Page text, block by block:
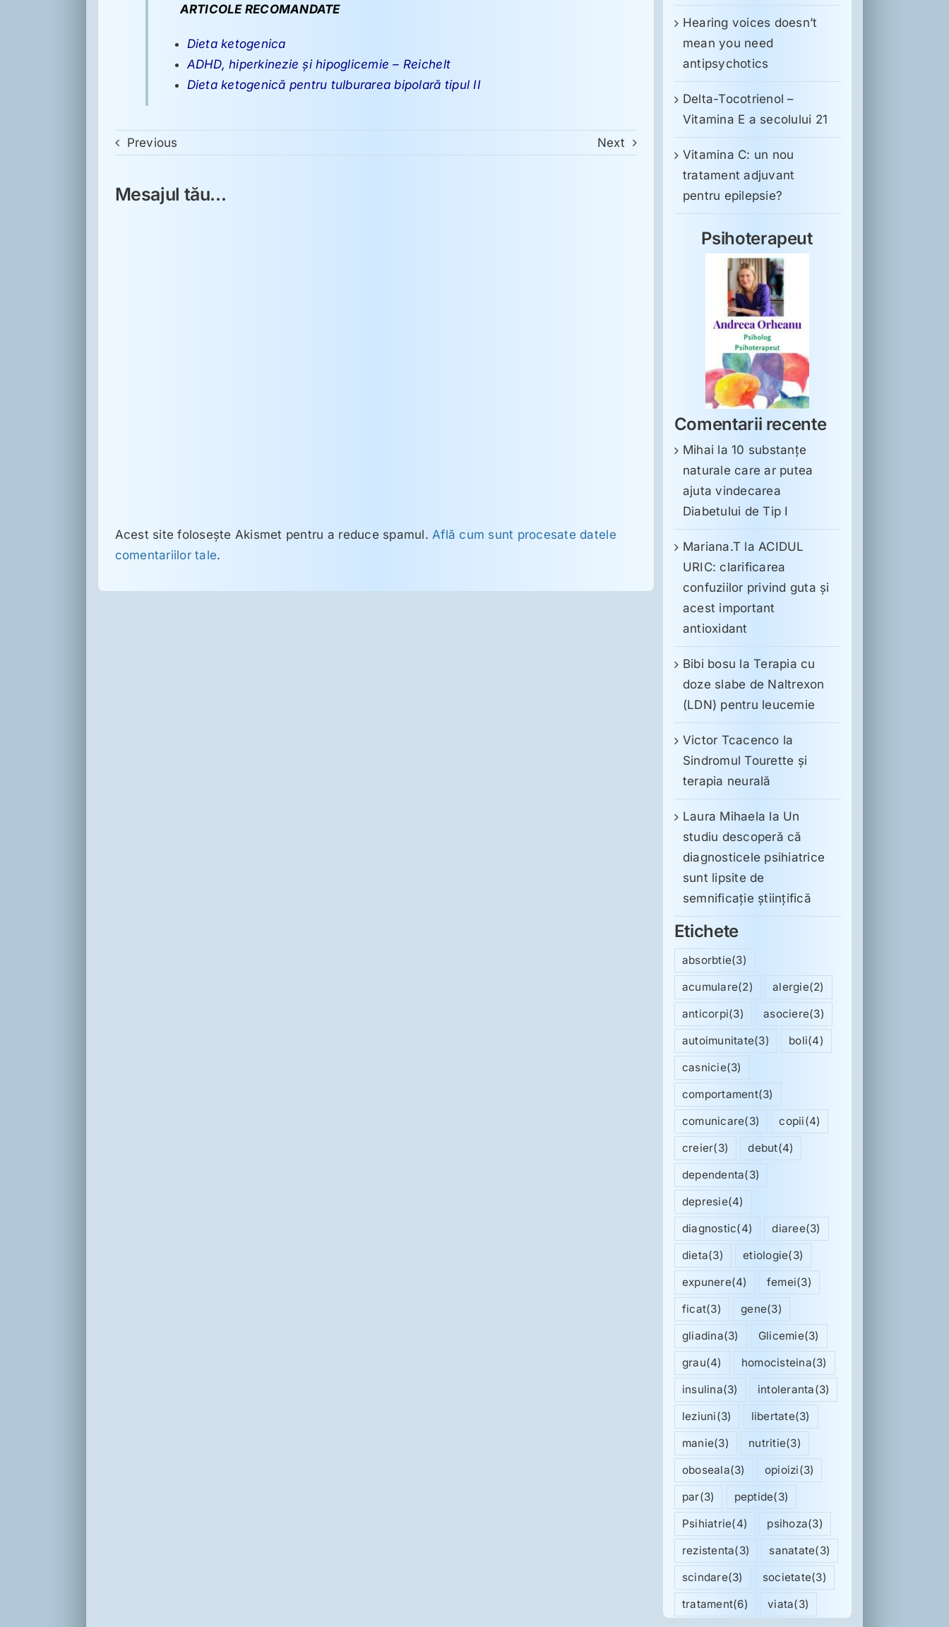
ARTICOLE RECOMANDATE
Dieta ketogenica
ADHD, hiperkinezie şi hipoglicemie – Reichelt
Dieta ketogenică pentru tulburarea bipolară tipul II
Previous Next
Mesajul tău...
Acest site folosește Akismet pentru a reduce spamul.Află cum sunt procesate datele
comentariilor tale.
Hearing voices doesn’t
mean you need
antipsychotics
Delta-Tocotrienol –
Vitamina E a secolului 21
Vitamina C: un nou
tratament adjuvant
pentru epilepsie?
Psihoterapeut
Comentarii recente
Mihai la10 substanţe
naturale care ar putea
ajuta vindecarea
Diabetului de Tip I
Mariana.T la ACIDUL
URIC: clarificarea
confuziilor privind guta și
acest important
antioxidant
Bibi bosu laTerapia cu
doze slabe de Naltrexon
(LDN) pentru leucemie
Victor Tcacenco la
Sindromul Tourette şi
terapia neurală
Laura Mihaela la Un
studiu descoperă că
diagnosticele psihiatrice
sunt lipsite de
semnificație științifică
Etichete
absorbtie(3)
acumulare(2) alergie(2)
anticorpi(3) asociere(3)
autoimunitate(3) boli(4)
casnicie(3)
comportament(3)
comunicare(3) copii(4)
creier(3) debut(4)
dependenta(3)
depresie(4)
diagnostic(4) diaree(3)
dieta(3) etiologie(3)
expunere(4) femei(3)
ficat(3) gene(3)
gliadina(3) Glicemie(3)
grau(4) homocisteina(3)
insulina(3) intoleranta(3)
leziuni(3) libertate(3)
manie(3) nutritie(3)
oboseala(3) opioizi(3)
par(3) peptide(3)
Psihiatrie(4) psihoza(3)
rezistenta(3) sanatate(3)
scindare(3) societate(3)
tratament(6) viata(3)